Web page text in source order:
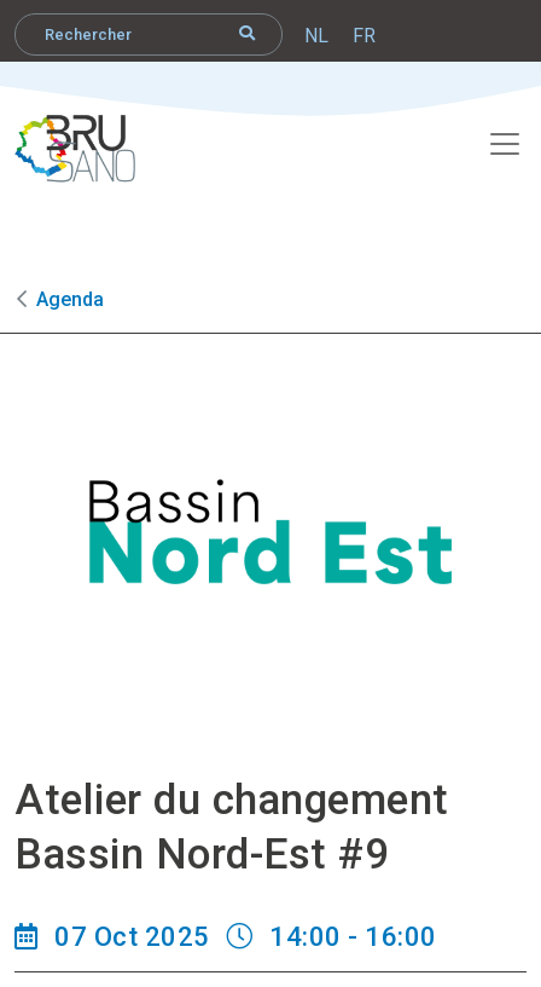
NL FR
Agenda
Atelier du changement
Bassin Nord-Est #9
07 Oct 2025 14:00 - 16:00